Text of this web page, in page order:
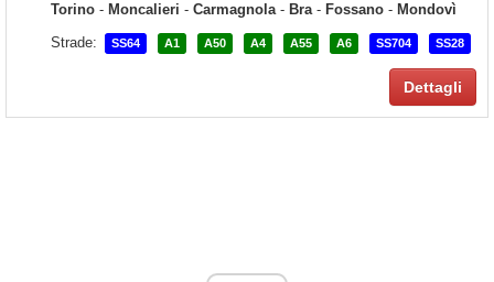
Torino - Moncalieri - Carmagnola- Bra- Fossano - Mondovì
Strade:
SS64 A1 A50 A4 A55 A6 SS704 SS28
Dettagli